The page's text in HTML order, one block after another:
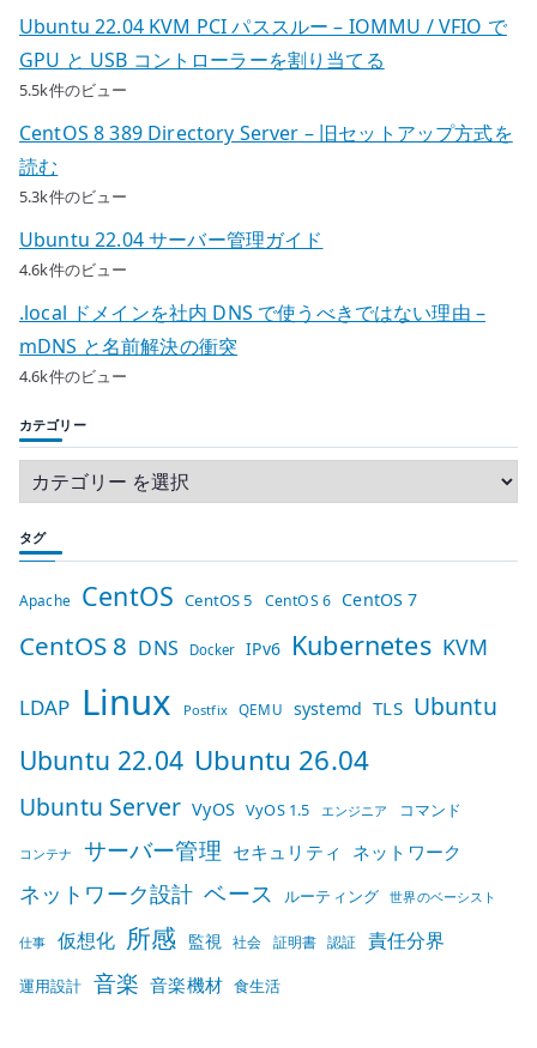
Ubuntu 22.04 KVM PCI パススルー – IOMMU / VFIO で
GPU と USB コントローラーを割り当てる
5.5k件のビュー
CentOS 8 389 Directory Server – 旧セットアップ方式を
読む
5.3k件のビュー
Ubuntu 22.04 サーバー管理ガイド
4.6k件のビュー
.local ドメインを社内 DNS で使うべきではない理由 –
mDNS と名前解決の衝突
4.6k件のビュー
カテゴリー
タグ
Apache CentOS CentOS 5 CentOS 6 CentOS 7
CentOS 8 DNS Docker IPv6 Kubernetes KVM
LDAP Linux Postfix QEMU systemd TLS Ubuntu
Ubuntu 22.04 Ubuntu 26.04
Ubuntu Server VyOS VyOS 1.5 エンジニア コマンド
コンテナ サーバー管理 セキュリティ ネットワーク
ネットワーク設計 ベース ルーティング 世界のベーシスト
仕事 仮想化 所感 監視 社会 証明書 認証 責任分界
運用設計 音楽 音楽機材 食生活